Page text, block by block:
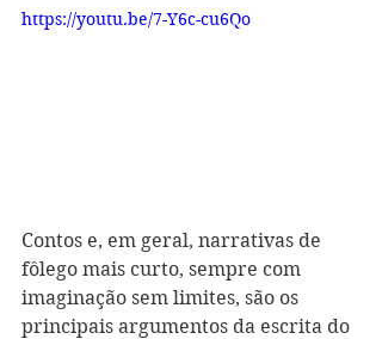
https://youtu.be/7-Y6c-cu6Qo
Contos e, em geral, narrativas de
fôlego mais curto, sempre com
imaginação sem limites, são os
principais argumentos da escrita do